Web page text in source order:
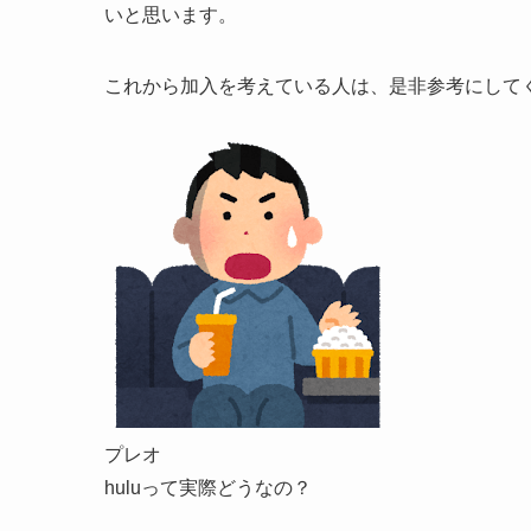
いと思います。
これから加入を考えている人は、是非参考にして
プレオ
huluって実際どうなの？